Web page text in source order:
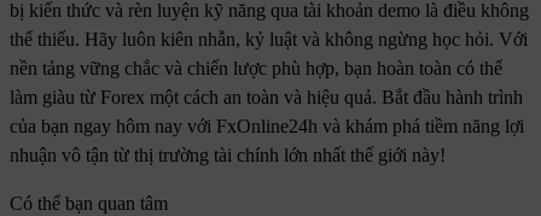
bị kiến thức và rèn luyện kỹ năng qua tài khoản demo là điều không
thể thiếu. Hãy luôn kiên nhẫn, kỷ luật và không ngừng học hỏi. Với
nền tảng vững chắc và chiến lược phù hợp, bạn hoàn toàn có thể
làm giàu từ Forex một cách an toàn và hiệu quả. Bắt đầu hành trình
của bạn ngay hôm nay với FxOnline24h và khám phá tiềm năng lợi
nhuận vô tận từ thị trường tài chính lớn nhất thế giới này!
Có thể bạn quan tâm